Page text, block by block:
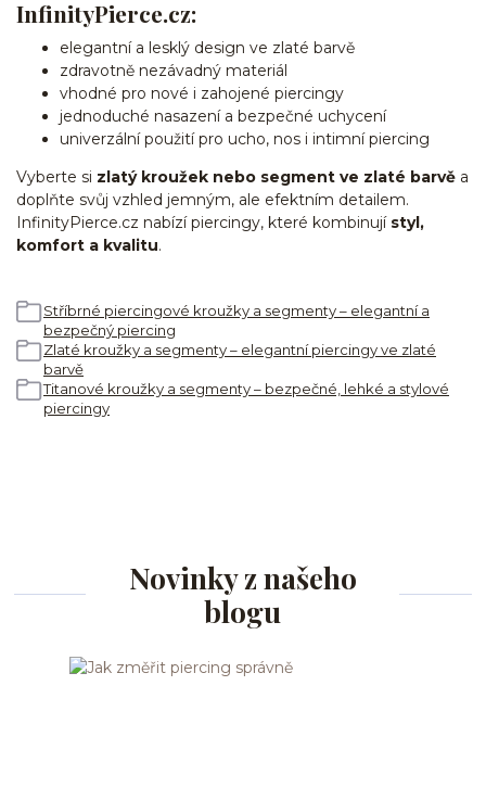
InfinityPierce.cz:
elegantní a lesklý design ve zlaté barvě
zdravotně nezávadný materiál
vhodné pro nové i zahojené piercingy
jednoduché nasazení a bezpečné uchycení
univerzální použití pro ucho, nos i intimní piercing
Vyberte si zlatý kroužek nebo segment ve zlaté barvě a
doplňte svůj vzhled jemným, ale efektním detailem.
InfinityPierce.cz nabízí piercingy, které kombinují styl,
komfort a kvalitu.
Stříbrné piercingové kroužky a segmenty – elegantní a
bezpečný piercing
Zlaté kroužky a segmenty – elegantní piercingy ve zlaté
barvě
Titanové kroužky a segmenty – bezpečné, lehké a stylové
piercingy
Novinky z našeho
blogu